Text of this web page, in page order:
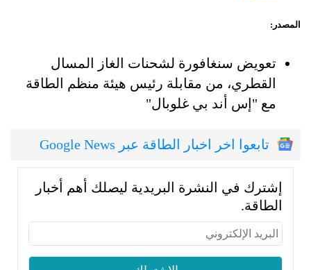
المصدر:
تعويض سنغافورة لشحنات الغاز المسال
القطري، من مقابلة رئيس هيئة منظم الطاقة
مع "إس أند بي غلوبال"
تابعوا اخر اخبار الطاقة عبر Google News
إشترك في النشرة البريدية ليصلك أهم أخبار
الطاقة.